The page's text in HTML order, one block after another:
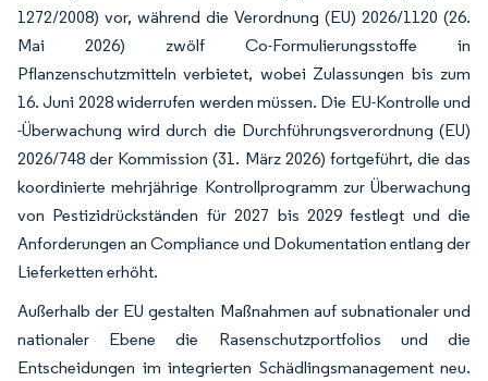
1272/2008) vor, während die Verordnung (EU) 2026/1120 (26.
Mai 2026) zwölf Co-Formulierungsstoffe in
Pflanzenschutzmitteln verbietet, wobei Zulassungen bis zum
16. Juni 2028 widerrufen werden müssen. Die EU-Kontrolle und
-Überwachung wird durch die Durchführungsverordnung (EU)
2026/748 der Kommission (31. März 2026) fortgeführt, die das
koordinierte mehrjährige Kontrollprogramm zur Überwachung
von Pestizidrückständen für 2027 bis 2029 festlegt und die
Anforderungen an Compliance und Dokumentation entlang der
Lieferketten erhöht.
Außerhalb der EU gestalten Maßnahmen auf subnationaler und
nationaler Ebene die Rasenschutzportfolios und die
Entscheidungen im integrierten Schädlingsmanagement neu.